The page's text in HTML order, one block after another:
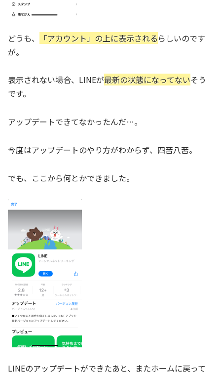
どうも、 「アカウント」の上に表示されるらしいのです
が。
表示されない場合、LINEが最新の状態になってないそう
です。
アップデートできてなかったんだ…。
今度はアップデートのやり方がわからず、四苦八苦。
でも、ここから何とかできました。
LINEのアップデートができたあと、またホームに戻って